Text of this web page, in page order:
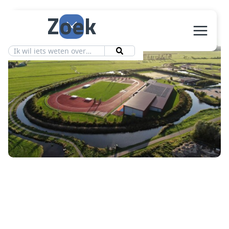
Vereniging
Ledeninfo
Nieuws
Contact
Zoek